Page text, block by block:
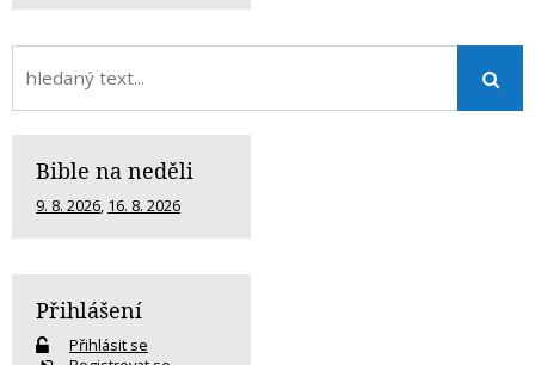
Bible na neděli
9. 8. 2026 16. 8. 2026
Přihlášení
Přihlásit se